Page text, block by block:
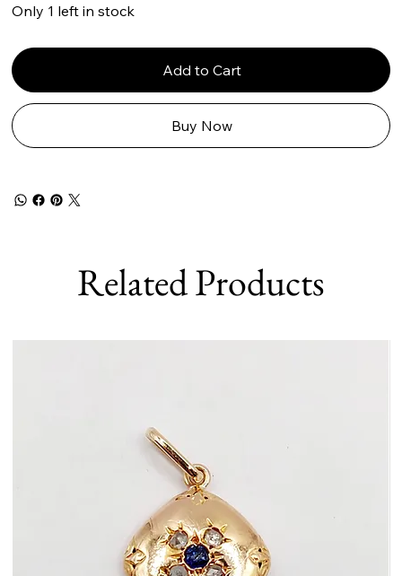
Only 1 left in stock
Add to Cart
Buy Now
Related Products